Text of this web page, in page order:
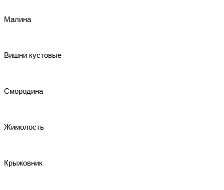
Малина
Вишни кустовые
Смородина
Жимолость
Крыжовник